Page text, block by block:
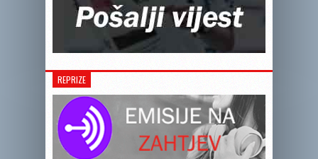
REPRIZE